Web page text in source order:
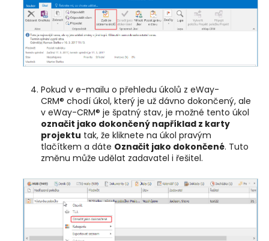
Pokud v e-mailu o přehledu úkolů z eWay-
CRM® chodí úkol, který je už dávno dokončený, ale
v eWay-CRM® je špatný stav, je možné tento úkol
označit jako dokončený například z karty
projektu tak, že kliknete na úkol pravým
tlačítkem a dáte Označit jako dokončené. Tuto
změnu může udělat zadavatel i řešitel.